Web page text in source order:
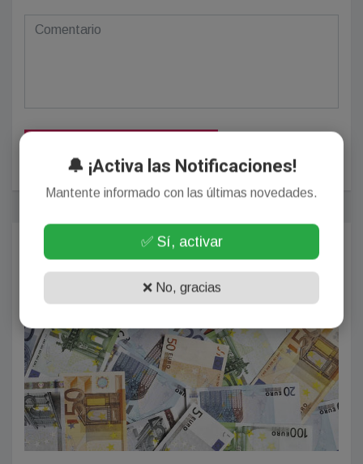
🔔 ¡Activa las Notificaciones!
Mantente informado con las últimas novedades.
✅ Sí, activar
❌ No, gracias